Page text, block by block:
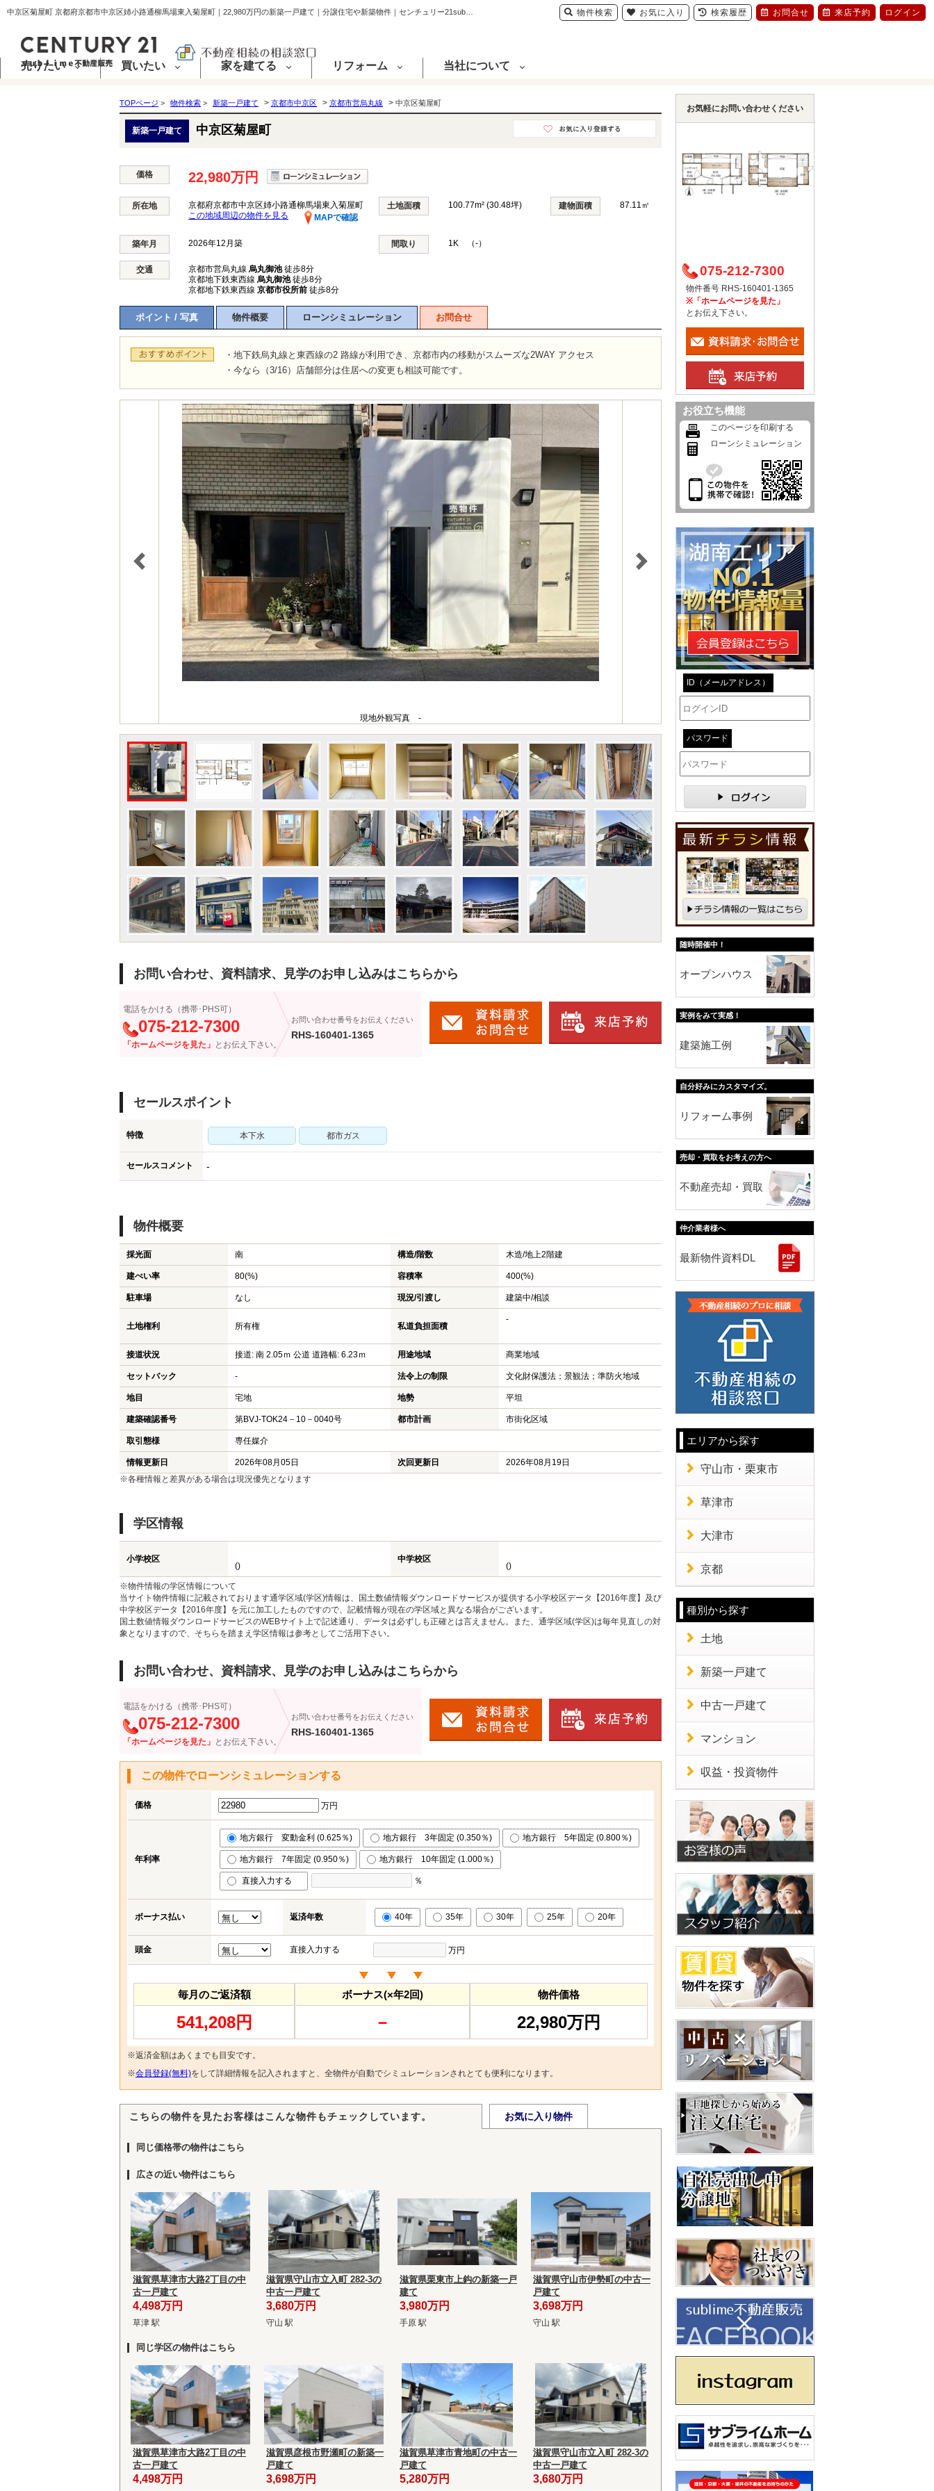
売りたい 買いたい 家を建てる リフォーム 当社について
TOPページ > 物件検索 > 新築一戸建て > 京都市中京区 > 京都市営烏丸線 > 中京区菊屋町
新築一戸建て 中京区菊屋町
価格 22,980万円
所在地
京都府京都市中京区姉小路通柳馬場東入菊屋町
MAPで確認
この地域周辺の物件を見る
土地面積 100.77m² (30.48坪) 建物面積 87.11㎡
築年月 2026年12月築 間取り 1K （-）
交通 京都市営烏丸線 烏丸御池徒歩8分
京都地下鉄東西線 烏丸御池徒歩8分
京都地下鉄東西線 京都市役所前 徒歩8分
ポイント / 写真 物件概要 ローンシミュレーション お問合せ
・地下鉄烏丸線と東西線の2 路線が利用でき、京都市内の移動がスムーズな2WAY アクセス
・今なら（3/16）店舗部分は住居への変更も相談可能です。
現地外観写真 -
お問い合わせ、資料請求、見学のお申し込みはこちらから
電話をかける（携帯･PHS可）
075-212-7300
「ホームページを見た」 とお伝え下さい。
お問い合わせ番号をお伝えください
RHS-160401-1365
セールスポイント
特徴 本下水 都市ガス
セールスコメント -
物件概要
採光面 南 構造/階数 木造/地上2階建
建ぺい率 80(%) 容積率 400(%)
駐車場 なし 現況/引渡し 建築中/相談
土地権利 所有権 私道負担面積
-
接道状況 接道: 南 2.05ｍ 公道 道路幅: 6.23ｍ 用途地域 商業地域
セットバック - 法令上の制限 文化財保護法；景観法；準防火地域
地目 宅地 地勢 平坦
建築確認番号 第BVJ-TOK24－10－0040号 都市計画 市街化区域
取引態様 専任媒介
情報更新日 2026年08月05日 次回更新日
2026年08月19日
※各種情報と差異がある場合は現況優先となります
学区情報
小学校区
()
中学校区
()
※物件情報の学区情報について
当サイト物件情報に記載されております通学区域(学区)情報は、国土数値情報ダウンロードサービスが提供する小学校区データ【2016年度】及び
中学校区データ【2016年度】を元に加工したものですので、記載情報が現在の学区域と異なる場合がございます。
国土数値情報ダウンロードサービスのWEBサイト上で記述通り、データは必ずしも正確とは言えません。また、通学区域(学区)は毎年見直しの対
象となりますので、そちらを踏まえ学区情報は参考としてご活用下さい。
お問い合わせ、資料請求、見学のお申し込みはこちらから
電話をかける（携帯･PHS可）
075-212-7300
「ホームページを見た」 とお伝え下さい。
お問い合わせ番号をお伝えください
RHS-160401-1365
この物件でローンシミュレーションする
価格 万円
年利率
地方銀行 変動金利 (0.625％) 地方銀行 3年固定 (0.350％) 地方銀行 5年固定 (0.800％)
地方銀行 7年固定 (0.950％) 地方銀行 10年固定 (1.000％)
直接入力する ％
ボーナス払い 返済年数 40年 35年 30年 25年 20年
頭金 直接入力する 万円
毎月のご返済額
541,208円
ボーナス(×年2回)
－
物件価格
22,980万円
※返済金額はあくまでも目安です。
※会員登録(無料)をして詳細情報を記入されますと、全物件が自動でシミュレーションされとても便利になります。
こちらの物件を見たお客様はこんな物件もチェックしています。 お気に入り物件
同じ価格帯の物件はこちら
広さの近い物件はこちら
滋賀県草津市大路2丁目の中
古一戸建て
4,498万円
草津 駅
滋賀県守山市立入町 282-3の
中古一戸建て
3,680万円
守山 駅
滋賀県栗東市上鈎の新築一戸
建て
3,980万円
手原 駅
滋賀県守山市伊勢町の中古一
戸建て
3,698万円
守山 駅
同じ学区の物件はこちら
滋賀県草津市大路2丁目の中
古一戸建て
4,498万円
滋賀県彦根市野瀬町の新築一
戸建て
3,698万円
滋賀県草津市青地町の中古一
戸建て
5,280万円
滋賀県守山市立入町 282-3の
中古一戸建て
3,680万円
お気軽にお問い合わせください
075-212-7300
物件番号 RHS-160401-1365
※「ホームページを見た」
とお伝え下さい。
お役立ち機能
このページを印刷する
ローンシミュレーション
ID（メールアドレス）
パスワード
随時開催中！
オープンハウス
実例をみて実感！
建築施工例
自分好みにカスタマイズ。
リフォーム事例
売却・買取をお考えの方へ
不動産売却・買取
仲介業者様へ
最新物件資料DL
エリアから探す
守山市・栗東市
草津市
大津市
京都
種別から探す
土地
新築一戸建て
中古一戸建て
マンション
収益・投資物件
物件検索 お気に入り 検索履歴 お問合せ 来店予約 ログイン